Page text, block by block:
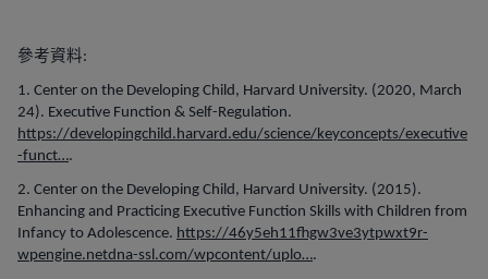
參考資料:
1. Center on the Developing Child, Harvard University. (2020, March
24). Executive Function & Self-Regulation.
https://developingchild.harvard.edu/science/keyconcepts/executive
-funct….
2. Center on the Developing Child, Harvard University. (2015).
Enhancing and Practicing Executive Function Skills with Children from
Infancy to Adolescence. https://46y5eh11fhgw3ve3ytpwxt9r-
wpengine.netdna-ssl.com/wpcontent/uplo….